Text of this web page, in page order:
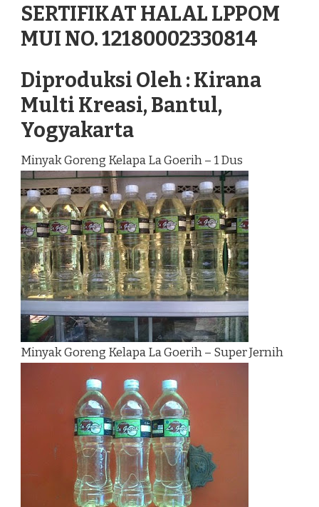
SERTIFIKAT HALAL LPPOM
MUI NO. 12180002330814
Diproduksi Oleh : Kirana
Multi Kreasi, Bantul,
Yogyakarta
Minyak Goreng Kelapa La Goerih – 1 Dus
Minyak Goreng Kelapa La Goerih – Super Jernih